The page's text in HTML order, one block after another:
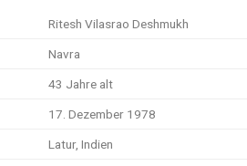
Ritesh Vilasrao Deshmukh
Navra
43 Jahre alt
17. Dezember 1978
Latur, Indien